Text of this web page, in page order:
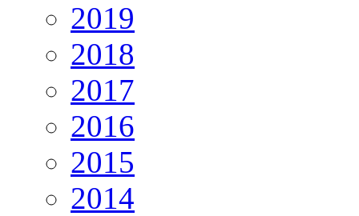
2019
2018
2017
2016
2015
2014